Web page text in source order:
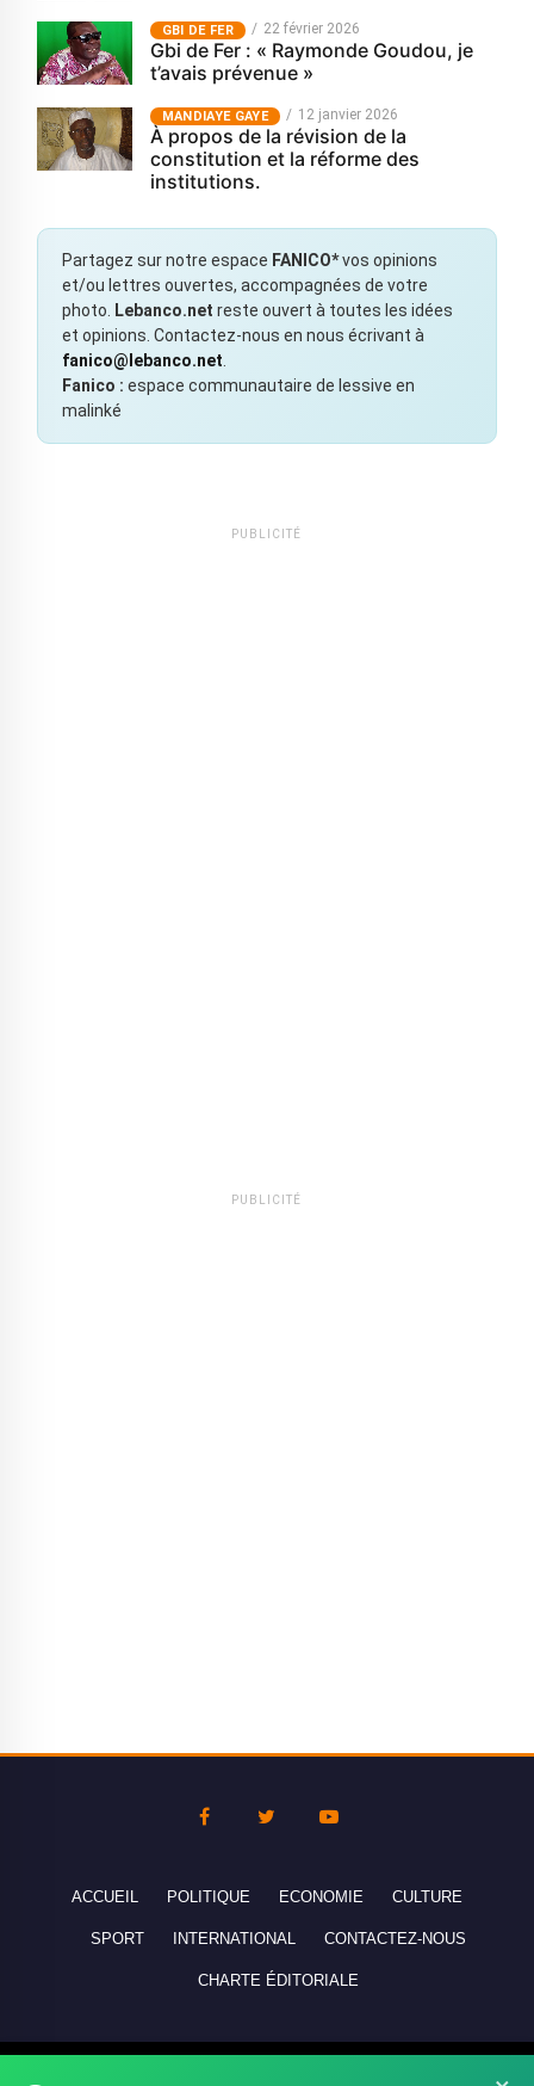
GBI DE FER 22 février 2026
Gbi de Fer : « Raymonde Goudou, je
t’avais prévenue »
MANDIAYE GAYE 12 janvier 2026
À propos de la révision de la
constitution et la réforme des
institutions.
Partagez sur notre espace FANICO*vos opinions
et/ou lettres ouvertes, accompagnées de votre
photo.
Lebanco.net reste ouvert à toutes les idées
et opinions. Contactez-nous en nous écrivant à
fanico@lebanco.net
Fanico : espace communautaire de lessive en
malinké
PUBLICITÉ
PUBLICITÉ
ACCUEIL POLITIQUE ECONOMIE CULTURE
SPORT INTERNATIONAL CONTACTEZ-NOUS
CHARTE ÉDITORIALE